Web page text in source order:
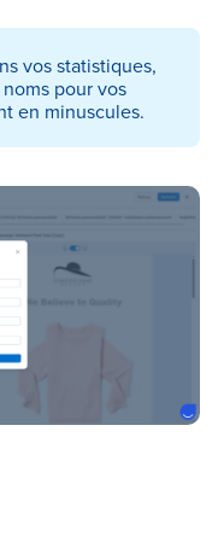
vos statistiques,
pour vos
en minuscules.